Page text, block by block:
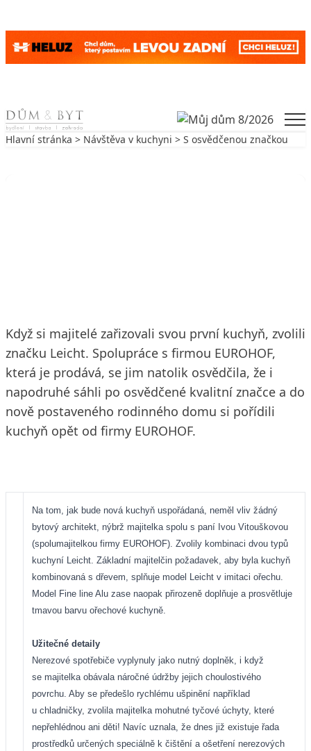
Skip to content
Hlavní stránka > Návštěva v kuchyni > S osvědčenou značkou
Když si majitelé zařizovali svou první kuchyň, zvolili
značku Leicht. Spolupráce s firmou EUROHOF,
která je prodává, se jim natolik osvědčila, že i
napodruhé sáhli po osvědčené kvalitní značce a do
nově postaveného rodinného domu si pořídili
kuchyň opět od firmy EUROHOF.
Na tom, jak bude nová kuchyň uspořádaná, neměl vliv žádný
bytový architekt, nýbrž majitelka spolu s paní Ivou Vitouškovou
(spolumajitelkou firmy EUROHOF). Zvolily kombinaci dvou typů
kuchyní Leicht. Základní majitelčin požadavek, aby byla kuchyň
kombinovaná s dřevem, splňuje model Leicht v imitaci ořechu.
Model Fine line Alu zase naopak přirozeně doplňuje a prosvětluje
tmavou barvu ořechové kuchyně.
Užitečné detaily
Nerezové spotřebiče vyplynuly jako nutný doplněk, i když
se majitelka obávala náročné údržby jejich choulostivého
povrchu. Aby se předešlo rychlému ušpinění například
u chladničky, zvolila majitelka mohutné tyčové úchyty, které
nepřehlédnou ani děti! Navíc uznala, že dnes již existuje řada
prostředků určených speciálně k čištění a ošetření nerezových